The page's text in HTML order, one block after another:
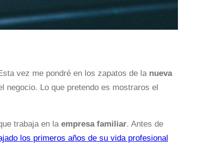
vez me pondré en los zapatos de la nueva
negocio. Lo que pretendo es mostraros el
trabaja en la empresa familiar. Antes de
los primeros años de su vida profesional